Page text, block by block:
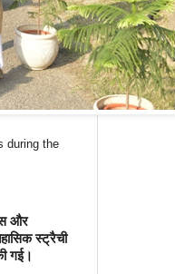
during the
और
स्ट्रैची
गई।